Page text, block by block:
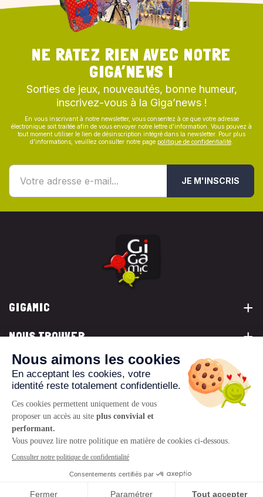
NE RATEZ RIEN AVEC NOTRE
GIGA’NEWS !
Sorties de jeux, nouveautés, bonne humeur,
inscrivez-vous à la Giga’news !
En vous inscrivant à notre newsletter, vous consentez à ce que votre adresse
électronique soit traitée afin de vous envoyer notre lettre d’information. Vous pouvez à
tout moment utiliser le lien de désinscription intégré dans la newsletter. Pour plus
d’informations, veuillez consulter notre page politique de confidentialité
JE M'INSCRIS
GIGAMIC
NOUS TROUVER
VOUS ÊTES...
NOUS CONTACTER
© 2026 www.gigamic.com
Mentions légales
Politique de confidentialité
Création